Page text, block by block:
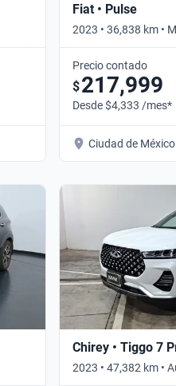
Fiat • Pulse
2023 • 36,838 km •
Precio contado
$217,999
Desde $4,333 /mes*
Ciudad de México
Chirey • Tiggo 7
2023 • 47,382 km •